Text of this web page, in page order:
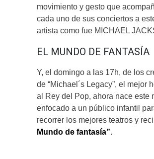
movimiento y gesto que
cada uno de sus conciertos a
artista como fue MICHAEL
EL MUNDO DE FANTASÍA
Y, el domingo a las 17h, de los
de “Michael´s Legacy”, el mejor
al Rey del Pop, ahora nace este
enfocado a un público infantil
recorrer los mejores teatros y
Mundo de fantasía”.